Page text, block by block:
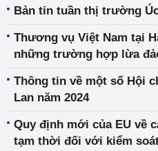
Bản tin tuần thị trường
Thương vụ Việt Nam tại
những trường hợp lừa
Thông tin về một số Hội
Lan năm 2024
Quy định mới của EU về
tạm thời đối với kiểm